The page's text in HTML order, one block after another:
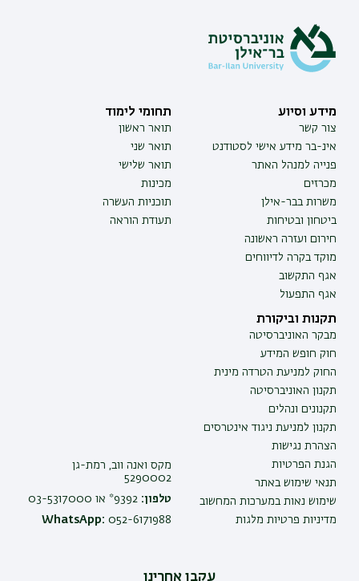
מידע וסיוע
צור קשר
אינ-בר מידע אישי לסטודנט
פנייה למנהל האתר
מכרזים
משרות בבר-אילן
ביטחון ובטיחות
חירום ועזרה ראשונה
מוקד בקרה לדיווחים
אגף התקשוב
אגף התפעול
תחומי לימוד
תואר ראשון
תואר שני
תואר שלישי
מכינות
תוכניות העשרה
תעודת הוראה
תקנות וביקורת
מבקר האוניברסיטה
חוק חופש המידע
החוק למניעת הטרדה מינית
תקנון האוניברסיטה
תקנונים ונהלים
תקנון למניעת ניגוד אינטרסים
הצהרת נגישות
הגנת הפרטיות
תנאי שימוש באתר
שימוש נאות במערכות המחשוב
מדיניות פרטיות מלגות
מקס ואנה ווב, רמת-גן
5290002
טלפון:
WhatsApp: 052-6171988
עקבו אחרינו